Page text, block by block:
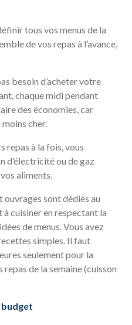
tous vos menus de la
de vos repas à l’avance,
besoin d’acheter votre
chaque midi pendant
des économies, car
cher.
repas à la fois, vous
d’électricité ou de gaz
aliments.
sont dédiés au
cuisiner en respectant la
de menus. Vous avez
simples. Il faut
seulement pour la
de la semaine (cuisson